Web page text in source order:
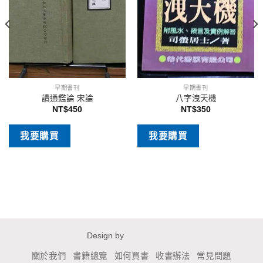
早期書刊
讀通鑑論 宋論
NT$450
我要購買
早期書刊
八字洩天機
NT$350
我要購買
Design by
關於我們 書籍總覽 如何買書 收書辦法 常見問題